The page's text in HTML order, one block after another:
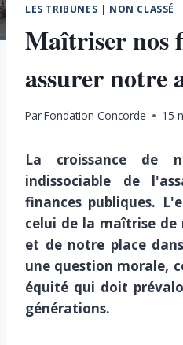
LES TRIBUNES | NON CLASSÉ
Maîtriser nos
assurer notre
ParFondation Concorde 15
La croissance de
indissociable de
finances publiques.
celui de la maîtrise
et de notre place
une question morale,
équité qui doit
générations.